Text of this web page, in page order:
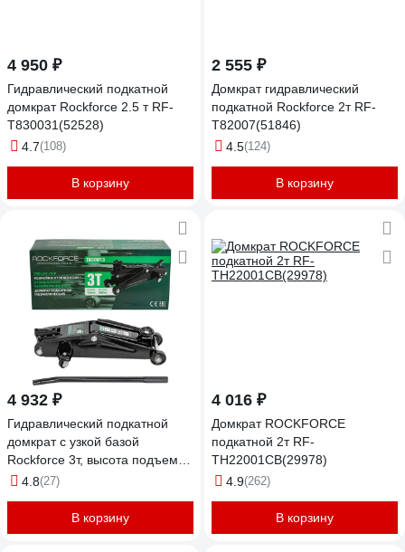
4 950 ₽
Гидравлический подкатной
домкрат Rockforce 2.5 т RF-
T830031(52528)
4.7(108)
В корзину
2 555 ₽
Домкрат гидравлический
подкатной Rockforce 2т RF-
T82007(51846)
4.5(124)
В корзину
4 932 ₽
Гидравлический подкатной
домкрат с узкой базой
Rockforce 3т, высота подъема
135-380 мм RF-T830013(4072)
4.8(27)
В корзину
4 016 ₽
Домкрат ROCKFORCE
подкатной 2т RF-
TH22001CB(29978)
4.9(262)
В корзину